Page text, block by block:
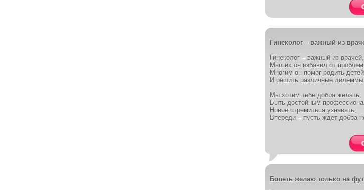
Гинеколог – важный из
Гинеколог – важный из врачей,
Многих он избавил от
Многим он помог родить
И решить различные
Мы хотим тебе добра желать,
Быть достойным
Новое стремиться узнавать,
Впереди – пусть ждет добра
Болеть желаю только на